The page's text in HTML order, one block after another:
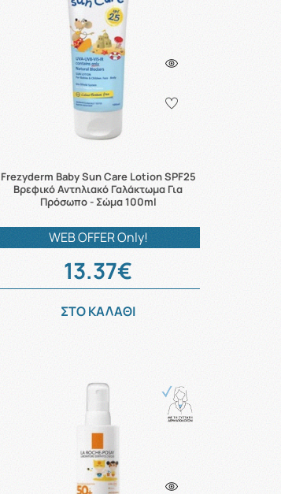
Frezyderm Baby Sun Care Lotion SPF25
Βρεφικό Αντηλιακό Γαλάκτωμα Για
Πρόσωπο - Σώμα 100ml
WEB OFFER Only!
13.37€
ΣΤΟ ΚΑΛΑΘΙ